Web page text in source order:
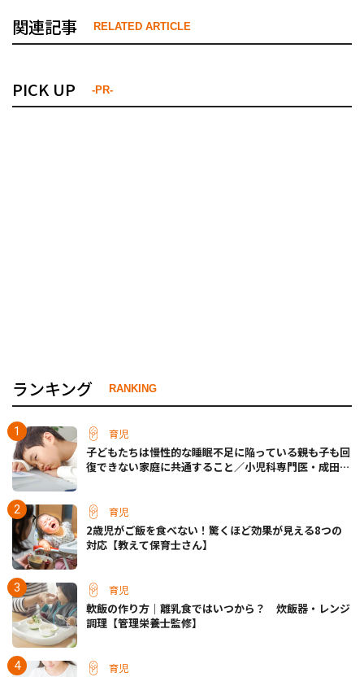
関連記事 RELATED ARTICLE
PICK UP -PR-
ランキング RANKING
育児
子どもたちは慢性的な睡眠不足に陥っている――親も子も回
復できない家庭に共通すること／小児科専門医・成田奈
育児
2歳児がご飯を食べない！驚くほど効果が見える8つの
対応【教えて保育士さん】
育児
軟飯の作り方｜離乳食ではいつから？ 炊飯器・レンジ
調理【管理栄養士監修】
育児